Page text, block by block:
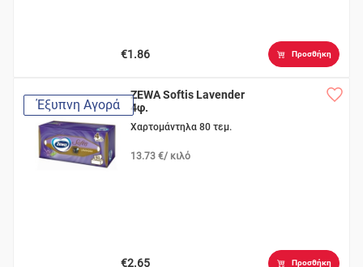
€1.86 Προσθήκη
Έξυπνη Αγορά
ZEWA Softis Lavender
4φ.
Χαρτομάντηλα 80 τεμ.
13.73 €/ κιλό
€2.65 Προσθήκη